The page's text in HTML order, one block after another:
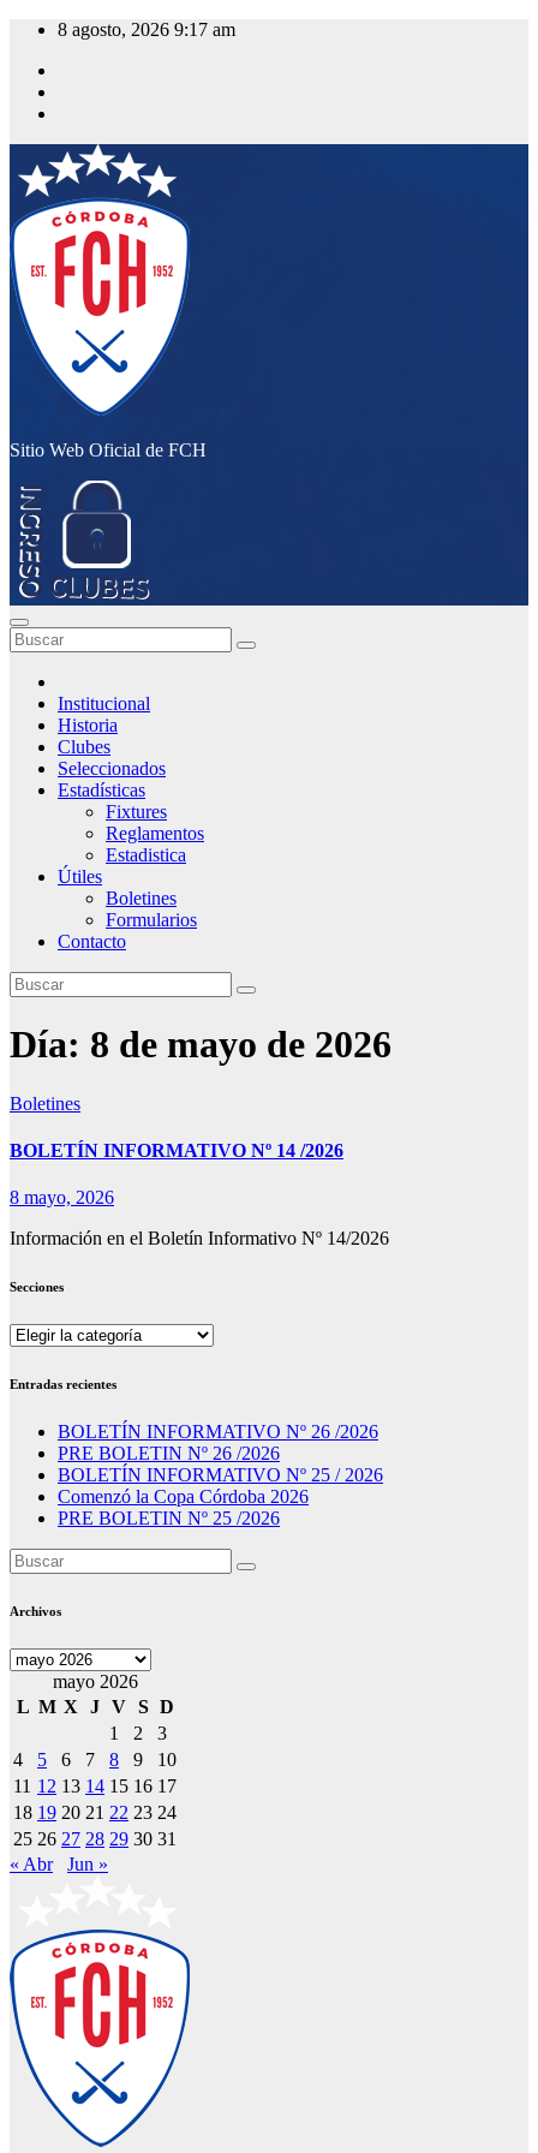
Saltar
contenido
8 agosto, 2026 9:17 am
Sitio Web Oficial de FCH
Institucional
Historia
Clubes
Seleccionados
Estadísticas
Fixtures
Reglamentos
Estadistica
Útiles
Boletines
Formularios
Contacto
Día: 8 de mayo de 2026
Boletines
BOLETÍN INFORMATIVO Nº 14 /2026
8 mayo, 2026
Información en el Boletín Informativo Nº 14/2026
Secciones
Secciones
Entradas recientes
BOLETÍN INFORMATIVO Nº 26 /2026
PRE BOLETIN Nº 26 /2026
BOLETÍN INFORMATIVO Nº 25 / 2026
Comenzó la Copa Córdoba 2026
PRE BOLETIN Nº 25 /2026
Archivos
Archivos
mayo 2026
L M X J V S D
1
2
3
4
5 6 7 8 9
10
11 12 13 14 15 16 17
18 19 20 21 22 23 24
25 26 27 28 29 30 31
« Abr
Jun »